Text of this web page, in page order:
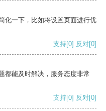
化一下，比如将设置页面进行优
支持[0] 反对[0]
都能及时解决，服务态度非常
支持[0] 反对[0]